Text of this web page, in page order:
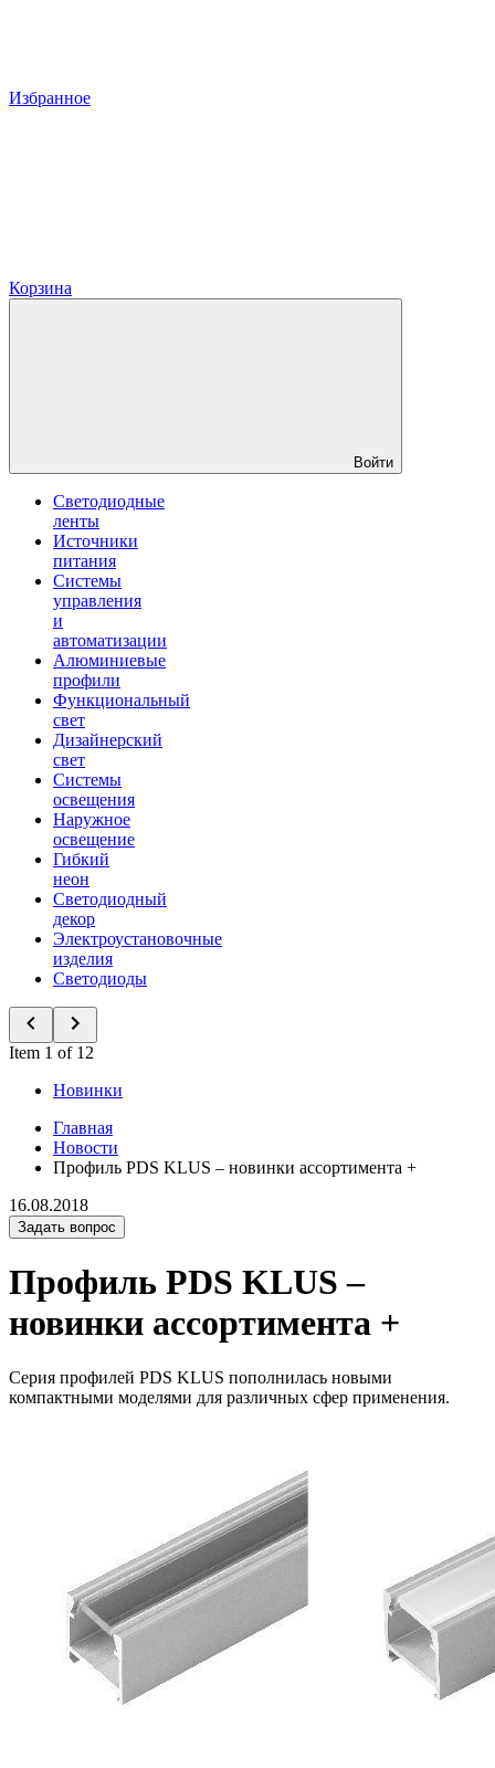
Избранное
Корзина
Войти
Светодиодные
ленты
Источники
питания
Системы
управления
и
автоматизации
Алюминиевые
профили
Функциональный
свет
Дизайнерский
свет
Системы
освещения
Наружное
освещение
Гибкий
неон
Светодиодный
декор
Электроустановочные
изделия
Светодиоды
Item 1 of 12
Новинки
Главная
Новости
Профиль PDS KLUS – новинки ассортимента +
16.08.2018
Задать вопрос
Профиль PDS KLUS –
новинки ассортимента +
Cерия профилей PDS KLUS пополнилась новыми
компактными моделями для различных сфер применения.